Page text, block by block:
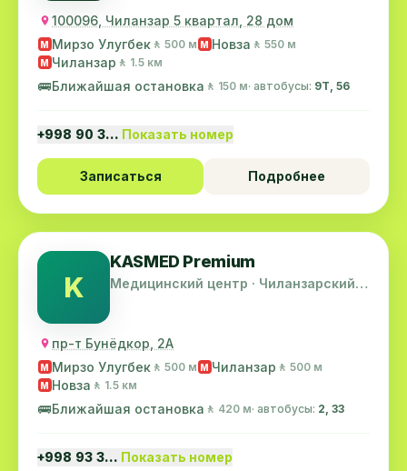
100096, Чиланзар 5 квартал, 28 дом
M Мирзо Улугбек 🚶 500 м M Новза 🚶 550 м
M Чиланзар 🚶 1.5 км
🚌Ближайшая остановка 🚶 150 м· автобусы: 9Т, 56
+998 90 3… Показать номер
Записаться Подробнее
K
KASMED Premium
Медицинский центр · Чиланзарский
пр-т Бунёдкор, 2А
M Мирзо Улугбек 🚶 500 м M Чиланзар 🚶 500 м
M Новза 🚶 1.5 км
🚌Ближайшая остановка 🚶 420 м· автобусы: 2, 33
+998 93 3… Показать номер